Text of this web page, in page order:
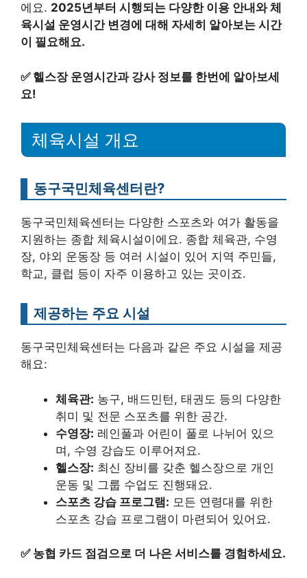
에요. 2025년부터 시행되는 다양한 이용 안내와 체
육시설 운영시간 변경에 대해 자세히 알아보는 시간
이 필요해요.
✅ 헬스장 운영시간과 강사 정보를 한번에 알아보세
요!
체육시설 개요
동구국민체육센터란?
동구국민체육센터는 다양한 스포츠와 여가 활동을
지원하는 종합 체육시설이에요. 종합 체육관, 수영
장, 야외 운동장 등 여러 시설이 있어 지역 주민들,
학교, 클럽 등이 자주 이용하고 있는 곳이죠.
제공하는 주요 시설
동구국민체육센터는 다음과 같은 주요 시설을 제공
해요:
체육관: 농구, 배드민턴, 태권도 등의 다양한
취미 및 전문 스포츠를 위한 공간.
수영장: 레인풀과 어린이 풀로 나뉘어 있으
며, 수영 강습도 이루어져요.
헬스장: 최신 장비를 갖춘 헬스장으로 개인
운동 및 그룹 수업도 진행돼요.
스포츠 강습 프로그램: 모든 연령대를 위한
스포츠 강습 프로그램이 마련되어 있어요.
✅ 농협 카드 점검으로 더 나은 서비스를 경험하세요.